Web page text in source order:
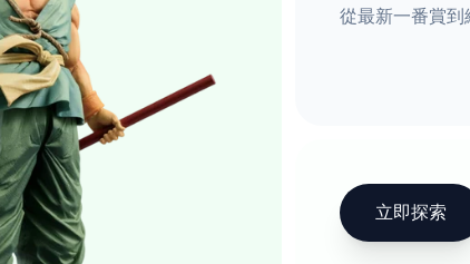
從最新一番賞到
立即探索